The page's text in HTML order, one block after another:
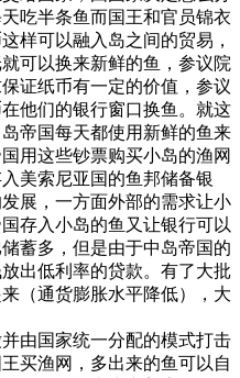
吃半条鱼而国王和官员锦衣
样可以融入岛之间的贸易，
可以换来新鲜的鱼，参议院
证纸币有一定的价值，参议
他们的银行窗口换鱼。就这
帝国每天都使用新鲜的鱼来
用这些钞票购买小岛的渔网
美索尼亚国的鱼邦储备银
展，一方面外部的需求让小
存入小岛的鱼又让银行可以
蓄多，但是由于中岛帝国的
出低利率的贷款。有了大批
（通货膨胀水平降低），大
由国家统一分配的模式打击
买渔网，多出来的鱼可以自